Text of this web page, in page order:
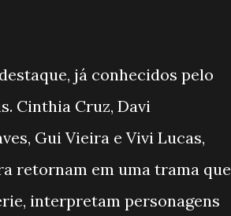
já conhecidos pelo
Cinthia Cruz, Davi
Gui Vieira e Vivi Lucas,
retornam em uma trama que
interpretam personagens